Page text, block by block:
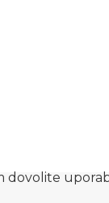
dovolite